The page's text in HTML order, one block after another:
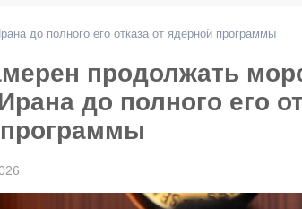
до полного его отказа от ядерной программы
продолжать
до полного его